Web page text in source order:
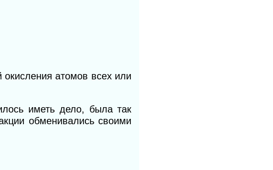
атомов всех или
иметь дело, была так
обменивались своими